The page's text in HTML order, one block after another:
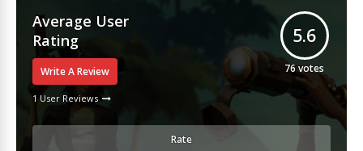
Average User
Rating
Write A Review
1 User Reviews
5.6
76votes
Rate